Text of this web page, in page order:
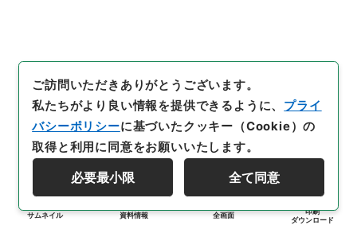
サムネイル 資料情報 全画面
印刷
ダウンロード
ご訪問いただきありがとうございます。
私たちがより良い情報を提供できるように、 プライ
バシーポリシーに基づいたクッキー（Cookie）の
取得と利用に同意をお願いいたします。
必要最小限 全て同意